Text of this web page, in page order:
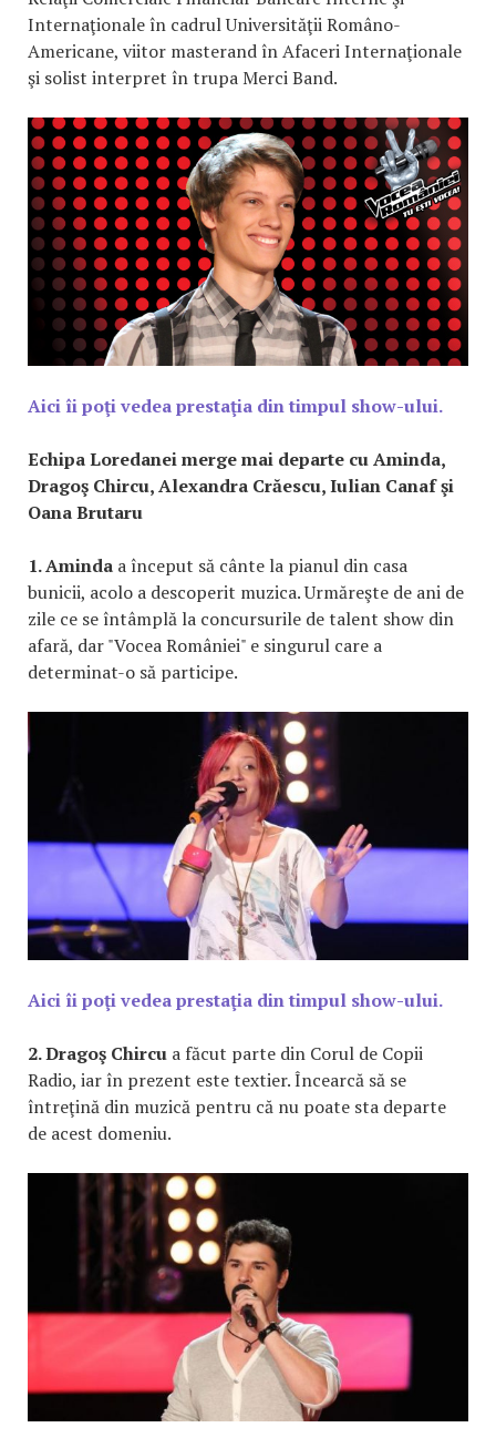
Internaţionale în cadrul Universităţii Româno-
Americane, viitor masterand în Afaceri Internaţionale
şi solist interpret în trupa Merci Band.
Aici îi poţi vedea prestaţia din timpul show-ului.
Echipa Loredanei merge mai departe cu Aminda,
Dragoş Chircu, Alexandra Crăescu, Iulian Canaf şi
Oana Brutaru
1. Aminda a început să cânte la pianul din casa
bunicii, acolo a descoperit muzica. Urmăreşte de ani de
zile ce se întâmplă la concursurile de talent show din
afară, dar "Vocea României" e singurul care a
determinat-o să participe.
Aici îi poţi vedea prestaţia din timpul show-ului.
2. Dragoş Chircu a făcut parte din Corul de Copii
Radio, iar în prezent este textier. Încearcă să se
întreţină din muzică pentru că nu poate sta departe
de acest domeniu.